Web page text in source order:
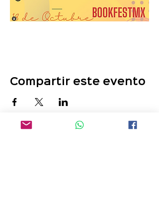
Compartir este evento